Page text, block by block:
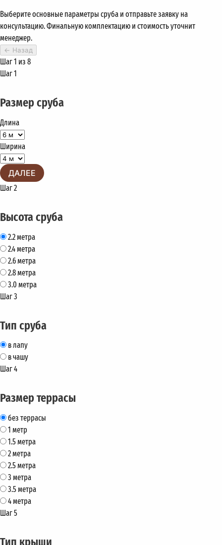
Выберите основные параметры сруба и отправьте заявку на
консультацию. Финальную комплектацию и стоимость уточнит
менеджер.
← Назад
Шаг 1 из 8
Шаг 1
Размер сруба
Длина
Ширина
ДАЛЕЕ
Шаг 2
Высота сруба
2.2 метра
2.4 метра
2.6 метра
2.8 метра
3.0 метра
Шаг 3
Тип сруба
в лапу
в чашу
Шаг 4
Размер террасы
без террасы
1 метр
1.5 метра
2 метра
2.5 метра
3 метра
3.5 метра
4 метра
Шаг 5
Тип крыши